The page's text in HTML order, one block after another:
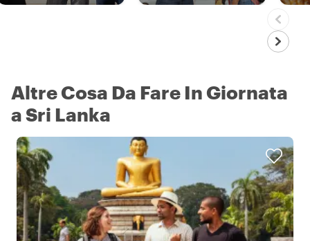
Altre Cosa Da Fare In Giornata
a Sri Lanka